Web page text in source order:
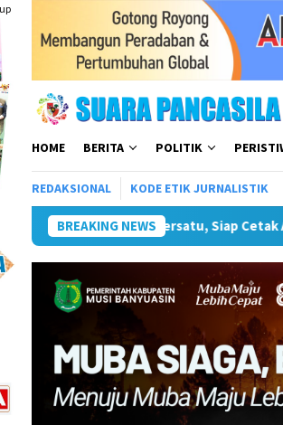
HOME BERITA POLITIK
REDAKSIONAL KODE ETIK JURNALISTIK
BREAKING NEWS
Menuju PORPAMNAS IX 2026